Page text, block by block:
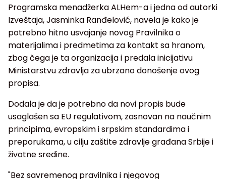
Programska menadžerka ALHem-a i jedna od autorki
Izveštaja, Jasminka Ranđelović, navela je kako je
potrebno hitno usvajanje novog Pravilnika o
materijalima i predmetima za kontakt sa hranom,
zbog čega je ta organizacija i predala inicijativu
Ministarstvu zdravlja za ubrzano donošenje ovog
propisa.
Dodala je da je potrebno da novi propis bude
usaglašen sa EU regulativom, zasnovan na naučnim
principima, evropskim i srpskim standardima i
preporukama, u cilju zaštite zdravlje građana Srbije i
životne sredine.
"Bez savremenog pravilnika i njegovog